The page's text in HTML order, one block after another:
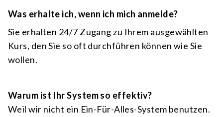
Was erhalte ich, wenn ich mich anmelde?
Sie erhalten 24/7 Zugang zu Ihrem ausgewählten
Kurs, den Sie so oft durchführen können wie Sie
wollen.
Warum ist Ihr System so effektiv?
Weil wir nicht ein Ein-Für-Alles-System benutzen.